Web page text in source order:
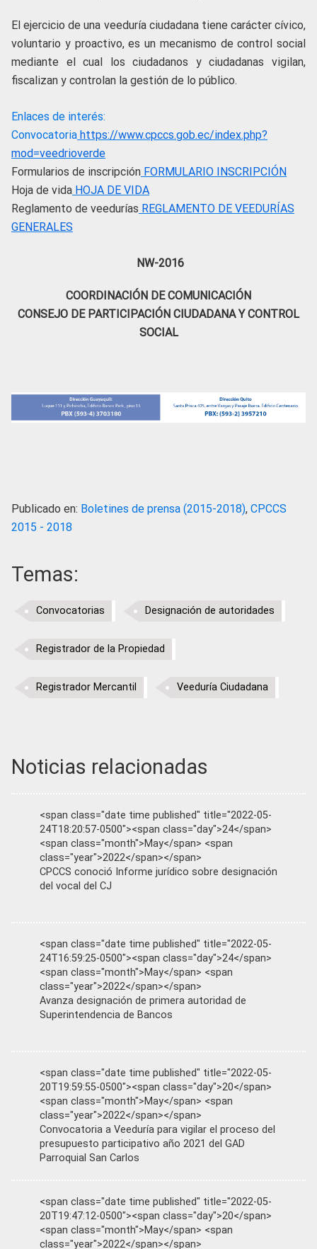
El ejercicio de una veeduría ciudadana tiene carácter cívico,
voluntario y proactivo, es un mecanismo de control social
mediante el cual los ciudadanos y ciudadanas vigilan,
fiscalizan y controlan la gestión de lo público.
Enlaces de interés:
Convocatoria https://www.cpccs.gob.ec/index.php?
mod=veedrioverde
Formularios de inscripción FORMULARIO INSCRIPCIÓN
Hoja de vida HOJA DE VIDA
Reglamento de veedurías REGLAMENTO DE VEEDURÍAS
GENERALES
NW-2016
COORDINACIÓN DE COMUNICACIÓN
CONSEJO DE PARTICIPACIÓN CIUDADANA Y CONTROL
SOCIAL
Publicado en: Boletines de prensa (2015-2018), CPCCS
2015 - 2018
Temas:
Convocatorias Designación de autoridades
Registrador de la Propiedad
Registrador Mercantil Veeduría Ciudadana
Noticias relacionadas
<span class="date time published" title="2022-05-
24T18:20:57-0500"><span class="day">24</span>
<span class="month">May</span> <span
class="year">2022</span></span>
CPCCS conoció Informe jurídico sobre designación
del vocal del CJ
<span class="date time published" title="2022-05-
24T16:59:25-0500"><span class="day">24</span>
<span class="month">May</span> <span
class="year">2022</span></span>
Avanza designación de primera autoridad de
Superintendencia de Bancos
<span class="date time published" title="2022-05-
20T19:59:55-0500"><span class="day">20</span>
<span class="month">May</span> <span
class="year">2022</span></span>
Convocatoria a Veeduría para vigilar el proceso del
presupuesto participativo año 2021 del GAD
Parroquial San Carlos
<span class="date time published" title="2022-05-
20T19:47:12-0500"><span class="day">20</span>
<span class="month">May</span> <span
class="year">2022</span></span>